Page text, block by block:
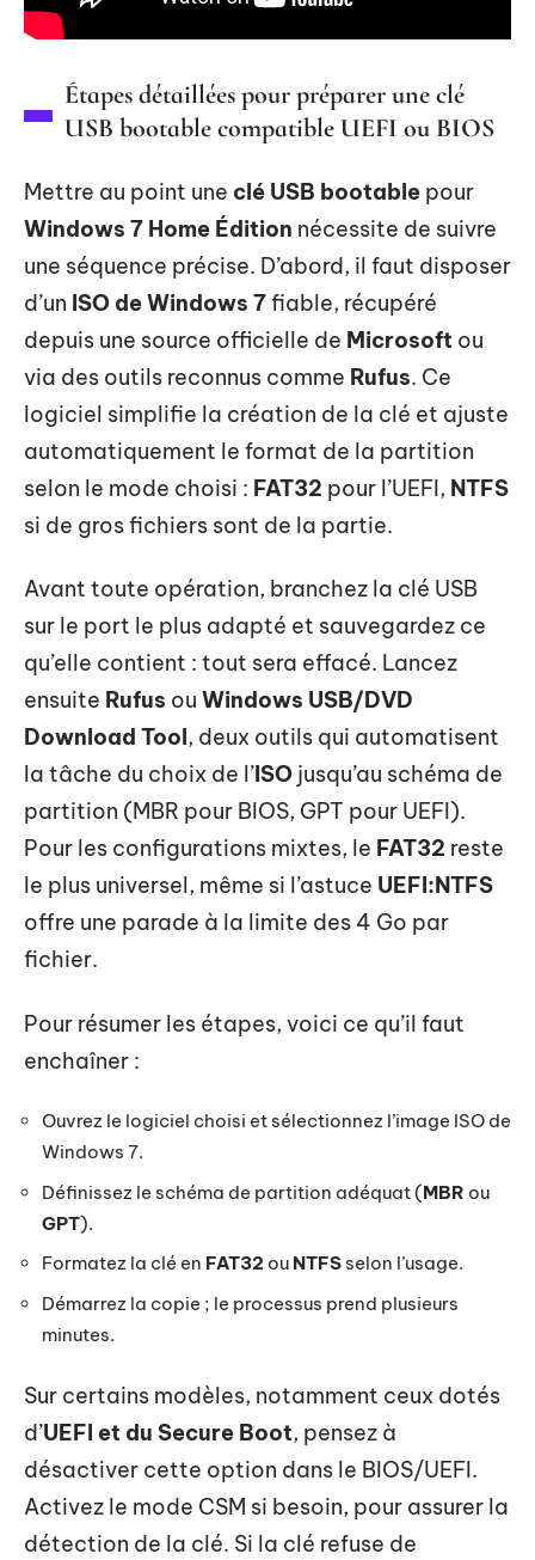
Étapes détaillées pour préparer une clé
USB bootable compatible UEFI ou BIOS
Mettre au point une clé USB bootable pour
Windows 7 Home Édition nécessite de suivre
une séquence précise. D’abord, il faut disposer
d’un ISO de Windows 7fiable, récupéré
depuis une source officielle de Microsoft ou
via des outils reconnus comme Rufus. Ce
logiciel simplifie la création de la clé et ajuste
automatiquement le format de la partition
selon le mode choisi : FAT32 pour l’UEFI, NTFS
si de gros fichiers sont de la partie.
Avant toute opération, branchez la clé USB
sur le port le plus adapté et sauvegardez ce
qu’elle contient : tout sera effacé. Lancez
ensuite Rufus ou Windows USB/DVD
Download Tool, deux outils qui automatisent
la tâche du choix de l’ISO jusqu’au schéma de
partition (MBR pour BIOS, GPT pour UEFI).
Pour les configurations mixtes, le FAT32 reste
le plus universel, même si l’astuce UEFI:NTFS
offre une parade à la limite des 4 Go par
fichier.
Pour résumer les étapes, voici ce qu’il faut
enchaîner :
Ouvrez le logiciel choisi et sélectionnez l’image ISO de
Windows 7.
Définissez le schéma de partition adéquat (MBR ou
GPT).
Formatez la clé en FAT32 ou NTFS selon l’usage.
Démarrez la copie ; le processus prend plusieurs
minutes.
Sur certains modèles, notamment ceux dotés
d’UEFI et du Secure Boot, pensez à
désactiver cette option dans le BIOS/UEFI.
Activez le mode CSM si besoin, pour assurer la
détection de la clé. Si la clé refuse de